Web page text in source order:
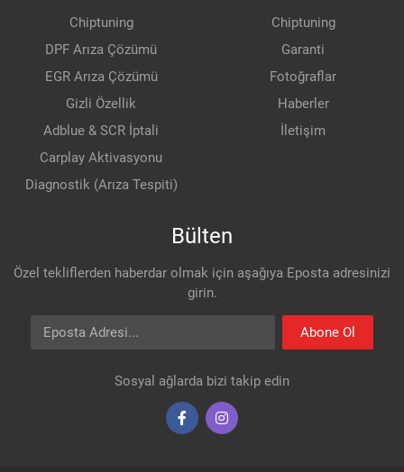
Chiptuning
DPF Arıza Çözümü
EGR Arıza Çözümü
Gizli Özellik
Adblue & SCR İptali
Carplay Aktivasyonu
Diagnostik (Arıza Tespiti)
Chiptuning
Garanti
Fotoğraflar
Haberler
İletişim
Bülten
Özel tekliflerden haberdar olmak için aşağıya Eposta adresinizi
girin.
Eposta Adresi
Abone Ol
Sosyal ağlarda bizi takip edin